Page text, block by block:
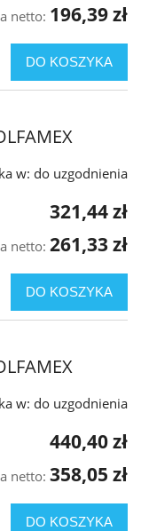
netto: 196,39 zł
DO KOSZYKA
w: do uzgodnienia
321,44 zł
netto: 261,33 zł
DO KOSZYKA
w: do uzgodnienia
440,40 zł
netto: 358,05 zł
DO KOSZYKA